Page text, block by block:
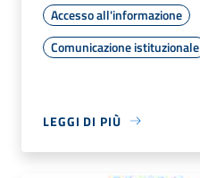
Accesso all'informazione
Comunicazione istituzionale
LEGGI DI PIÙ